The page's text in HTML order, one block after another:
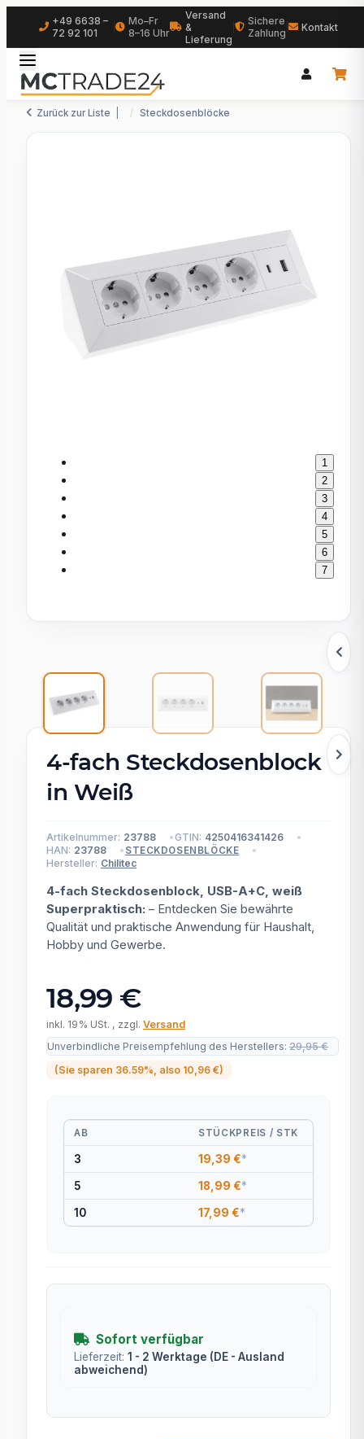
+49 6638 –
72 92 101
Mo–Fr
8–16 Uhr
Versand
&
Lieferung
Sichere
Zahlung
Kontakt
Zurück zur Liste Steckdosenblöcke
1
2
3
4
5
6
7
4-fach Steckdosenblock
in Weiß
Artikelnummer: 23788 GTIN: 4250416341426
HAN: 23788 STECKDOSENBLÖCKE
Hersteller: Chilitec
4-fach Steckdosenblock, USB-A+C, weiß
Superpraktisch: – Entdecken Sie bewährte
Qualität und praktische Anwendung für Haushalt,
Hobby und Gewerbe.
18,99 €
inkl. 19% USt. , zzgl. Versand
Unverbindliche Preisempfehlung des Herstellers: 29,95 €
(Sie sparen 36.59% , also 10,96 €)
AB STÜCKPREIS / STK
3 19,39 €*
5 18,99 €*
10 17,99 €*
Sofort verfügbar
Lieferzeit: 1 - 2 Werktage (DE - Ausland
abweichend)